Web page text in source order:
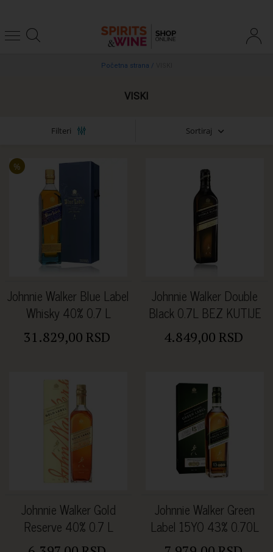
Početna strana /
VISKI
Filteri Sortiraj
Johnnie Walker Blue Label
Whisky 40% 0.7 L
31.829,00 RSD
%
Johnnie Walker Double
Black 0.7L BEZ KUTIJE
4.849,00 RSD
Johnnie Walker Gold
Reserve 40% 0.7 L
Johnnie Walker Green
Label 15YO 43% 0.70L